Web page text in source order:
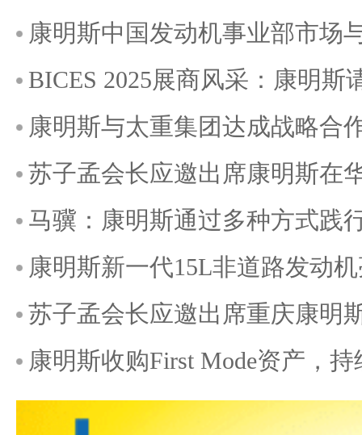
康明斯中国发动机事业部市场
BICES 2025展商风采：康明斯
康明斯与太重集团达成战略合
苏子孟会长应邀出席康明斯在
马骥：康明斯通过多种方式践
康明斯新一代15L非道路发动机
苏子孟会长应邀出席重庆康明
康明斯收购First Mode资产，